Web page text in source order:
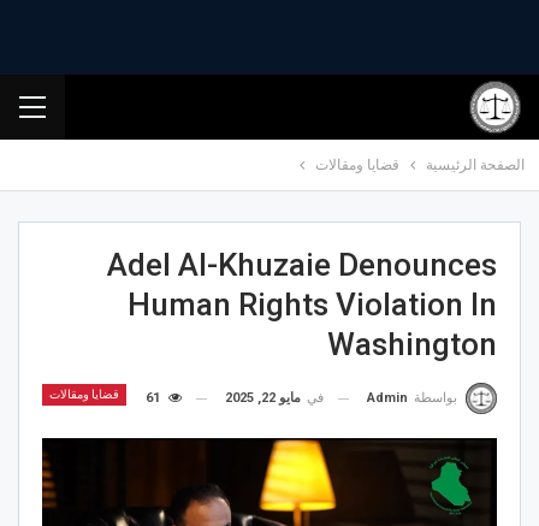
الصفحة الرئيسية قضايا ومقالات
Adel Al-Khuzaie Denounces
Human Rights Violation In
Washington
قضايا ومقالات بواسطة Admin في مايو 22, 2025 61